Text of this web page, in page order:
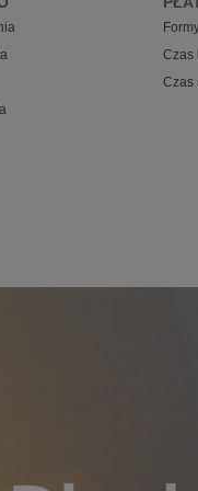
Czas
Czas